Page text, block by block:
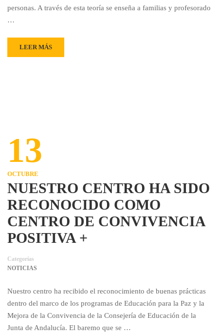
personas. A través de esta teoría se enseña a familias y profesorado
…
LEER MÁS
13
OCTUBRE
NUESTRO CENTRO HA SIDO
RECONOCIDO COMO
CENTRO DE CONVIVENCIA
POSITIVA +
Categorías
NOTICIAS
Nuestro centro ha recibido el reconocimiento de buenas prácticas
dentro del marco de los programas de Educación para la Paz y la
Mejora de la Convivencia de la Consejería de Educación de la
Junta de Andalucía. El baremo que se …